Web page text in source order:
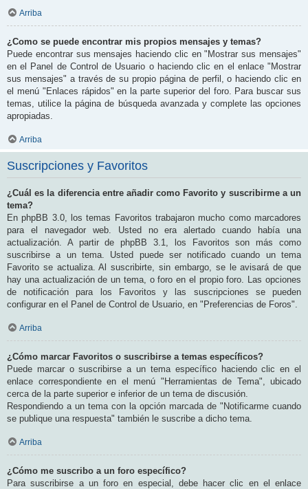
Arriba
¿Como se puede encontrar mis propios mensajes y temas?
Puede encontrar sus mensajes haciendo clic en "Mostrar sus mensajes"
en el Panel de Control de Usuario o haciendo clic en el enlace "Mostrar
sus mensajes" a través de su propio página de perfil, o haciendo clic en
el menú "Enlaces rápidos" en la parte superior del foro. Para buscar sus
temas, utilice la página de búsqueda avanzada y complete las opciones
apropiadas.
Arriba
Suscripciones y Favoritos
¿Cuál es la diferencia entre añadir como Favorito y suscribirme a un
tema?
En phpBB 3.0, los temas Favoritos trabajaron mucho como marcadores
para el navegador web. Usted no era alertado cuando había una
actualización. A partir de phpBB 3.1, los Favoritos son más como
suscribirse a un tema. Usted puede ser notificado cuando un tema
Favorito se actualiza. Al suscribirte, sin embargo, se le avisará de que
hay una actualización de un tema, o foro en el propio foro. Las opciones
de notificación para los Favoritos y las suscripciones se pueden
configurar en el Panel de Control de Usuario, en "Preferencias de Foros".
Arriba
¿Cómo marcar Favoritos o suscribirse a temas específicos?
Puede marcar o suscribirse a un tema específico haciendo clic en el
enlace correspondiente en el menú "Herramientas de Tema", ubicado
cerca de la parte superior e inferior de un tema de discusión.
Respondiendo a un tema con la opción marcada de "Notificarme cuando
se publique una respuesta" también le suscribe a dicho tema.
Arriba
¿Cómo me suscribo a un foro específico?
Para suscribirse a un foro en especial, debe hacer clic en el enlace